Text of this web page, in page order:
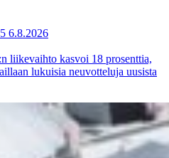
6.8.2026
liikevaihto kasvoi 18 prosenttia,
lukuisia neuvotteluja uusista